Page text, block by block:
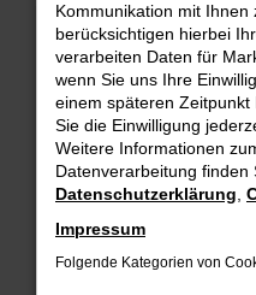
Fehler:
Beim Laden ist ein
Hier sind ein paar
Überprüfe deine
Internetverbindung.
Laden andere
Suchmaschine?
Prüfe deine
Kommunikation mit Ihnen
berücksichtigen hierbei
verarbeiten Daten für
wenn Sie uns Ihre
einem späteren
Sie die Einwilligung
Weitere Informationen
Datenverarbeitung finden
Datenschutzerklärung
Impressum
Folgende Kategorien von